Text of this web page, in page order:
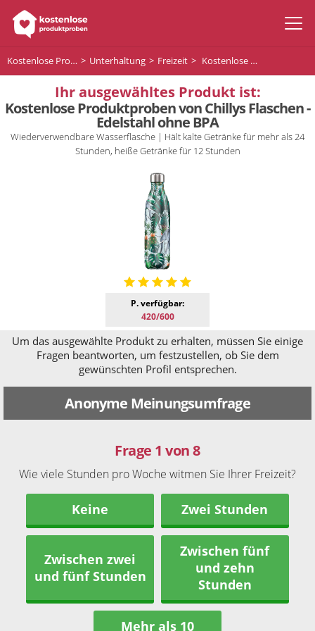
Kostenlose Produktproben Unterhaltung Freizeit Kostenlose Produktproben von Chillys Flaschen - Edelstahl ohne BPA
Ihr ausgewähltes Produkt ist:
Kostenlose Produktproben von Chillys Flaschen -
Edelstahl ohne BPA
Wiederverwendbare Wasserflasche | Hält kalte Getränke für mehr als 24
Stunden, heiße Getränke für 12 Stunden
P. verfügbar:
420/600
Anonyme Meinungsumfrage
Um das ausgewählte Produkt zu erhalten, müssen Sie einige
Fragen beantworten, um festzustellen, ob Sie dem
gewünschten Profil entsprechen.
Frage 1 von 8
Wie viele Stunden pro Woche witmen Sie Ihrer Freizeit?
Keine Zwei Stunden
Zwischen zwei
und fünf Stunden
Zwischen fünf
und zehn
Stunden
Mehr als 10